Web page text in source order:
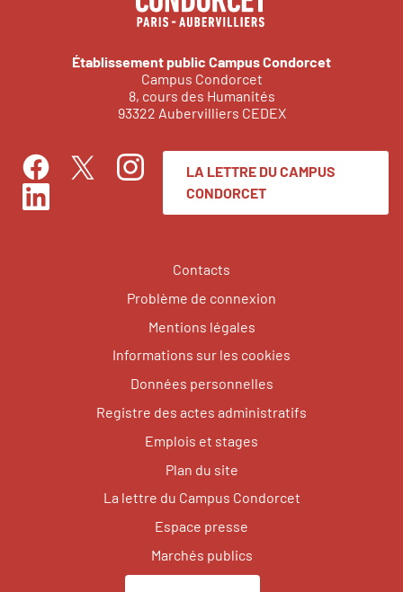
Établissement public Campus Condorcet
Campus Condorcet
8, cours des Humanités
93322 Aubervilliers CEDEX
FacebookTwitterInstagram
LinkedIn
LA LETTRE DU CAMPUS
CONDORCET
Contacts
Problème de connexion
Mentions légales
Informations sur les cookies
Données personnelles
Registre des actes administratifs
Emplois et stages
Plan du site
La lettre du Campus Condorcet
Espace presse
Marchés publics